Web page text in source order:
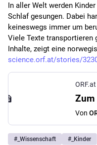
In aller Welt werden
Schlaf gesungen. Dabei
keineswegs immer um
Viele Texte transportieren
Inhalte, zeigt eine
science.orf.at/stories/
ORF.at
Von
# _Wissenschaft # _Kinder